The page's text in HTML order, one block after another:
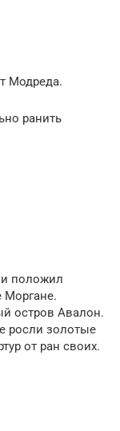
Модреда.
ранить
положил
Моргане.
остров Авалон.
росли золотые
от ран своих.